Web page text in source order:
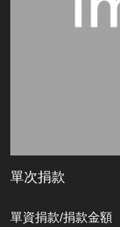
單次捐款
單資捐款/捐款金額